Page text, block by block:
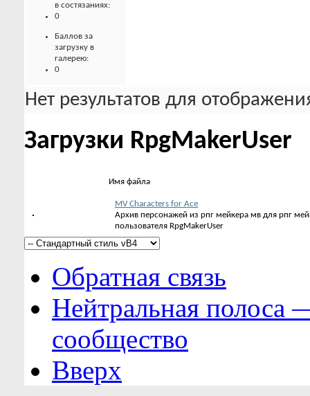
в состязаниях:
0
Баллов за
загрузку в
галерею:
0
Нет результатов для
Загрузки RpgMakerUser
Имя файла
MV Characters for Ace
Архив персонажей из рпг мейкера мв для рпг
пользователя RpgMakerUser
Обратная связь
Нейтральная полоса
сообщество
Вверх